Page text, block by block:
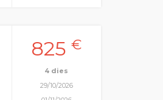
825€
4 dies
29/10/2026